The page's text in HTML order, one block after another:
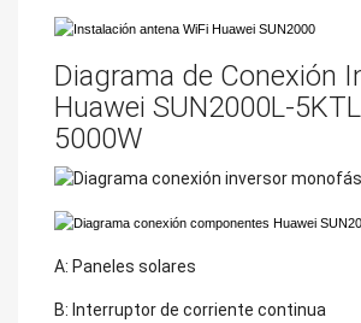
Diagrama de Conexión
Huawei SUN2000L-
5000W
A: Paneles solares
B: Interruptor de corriente continua